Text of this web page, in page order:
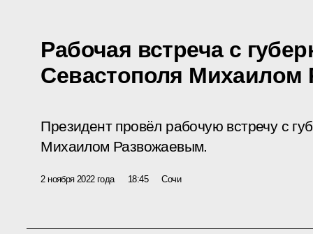
Рабочая встреча с
Севастополя
Президент провёл рабочую встречу с
Михаилом Развожаевым.
2 ноября 2022 года 18:45 Сочи